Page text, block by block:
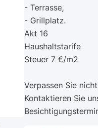
- Terrasse,
- Grillplatz.
Akt 16
Haushaltstarife
Steuer 7 €/m2
Verpassen Sie
Kontaktieren Sie